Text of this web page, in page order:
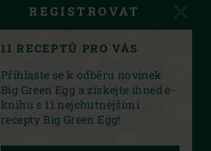
REGISTROVAT
11 RECEPTŮ PRO VÁS
Přihlaste se k odběru novinek
Big Green Egg a získejte ihned e-
knihu s 11 nejchutnějšími
recepty Big Green Egg!